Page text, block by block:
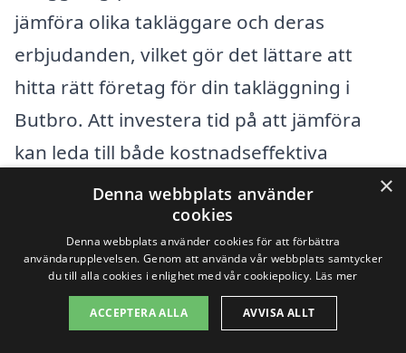
jämföra olika takläggare och deras
erbjudanden, vilket gör det lättare att
hitta rätt företag för din takläggning i
Butbro. Att investera tid på att jämföra
kan leda till både kostnadseffektiva
lösningar och en hållbar och vacker
taklösning för din bostad.
Få 3 erbjudanden, gratis och utan
förpliktelser
×
Denna webbplats använder
cookies
Denna webbplats använder cookies för att förbättra
användarupplevelsen. Genom att använda vår webbplats samtycker
du till alla cookies i enlighet med vår cookiepolicy. Läs mer
ACCEPTERA ALLA AVVISA ALLT